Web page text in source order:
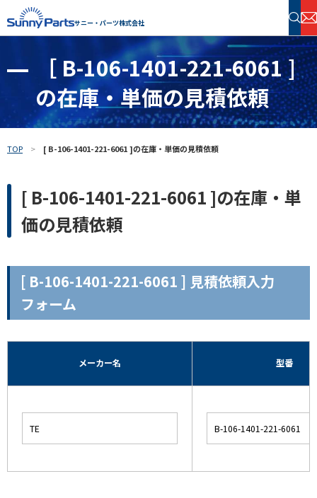
サニー・パーツ株式会社
半導体・電子部品 在庫検索
フリーワードで探す
［ B-106-1401-221-6061 ]
の在庫・単価の見積依頼
TOP [ B-106-1401-221-6061 ]の在庫・単価の見積依頼
[ B-106-1401-221-6061 ]の在庫・単
価の見積依頼
[ B-106-1401-221-6061 ] 見積依頼入力
フォーム
メーカー名 型番